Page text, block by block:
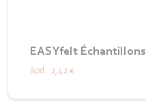
EASYfelt Échantillons
àpd. 2,42 €